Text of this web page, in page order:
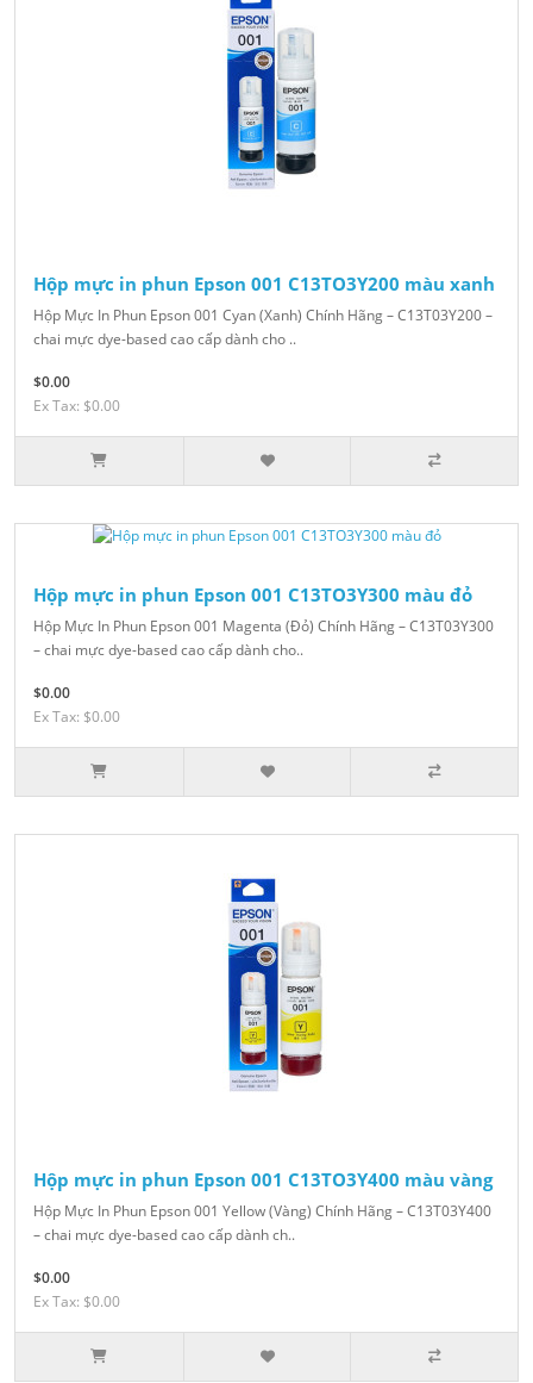
Hộp mực in phun Epson 001 C13TO3Y200 màu xanh
Hộp Mực In Phun Epson 001 Cyan (Xanh) Chính Hãng – C13T03Y200 –
chai mực dye-based cao cấp dành cho ..
$0.00
Ex Tax: $0.00
Hộp mực in phun Epson 001 C13TO3Y300 màu đỏ
Hộp Mực In Phun Epson 001 Magenta (Đỏ) Chính Hãng – C13T03Y300
– chai mực dye-based cao cấp dành cho..
$0.00
Ex Tax: $0.00
Hộp mực in phun Epson 001 C13TO3Y400 màu vàng
Hộp Mực In Phun Epson 001 Yellow (Vàng) Chính Hãng – C13T03Y400
– chai mực dye-based cao cấp dành ch..
$0.00
Ex Tax: $0.00